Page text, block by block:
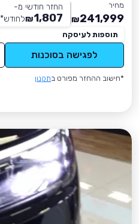
מחיר
241,999
₪
החזר חודשי מ-
1,807
₪לחודש*
תוספות לעיסקה
לפגישה בסוכנות
*חישוב ההחזר מפורט בתקנון